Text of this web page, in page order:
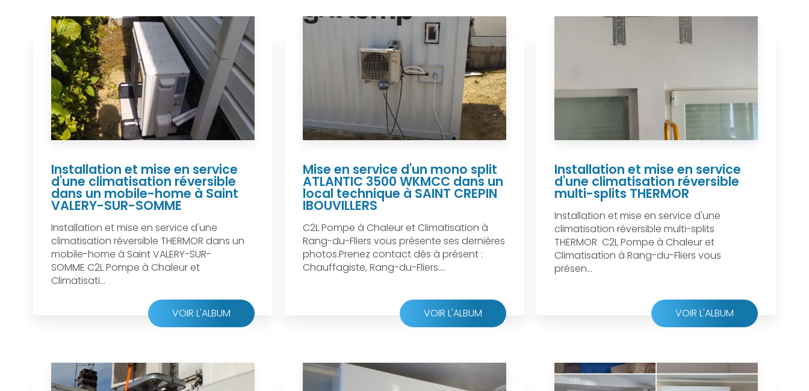
Installation et mise en service
d'une climatisation réversible
dans un mobile-home à Saint
VALERY-SUR-SOMME
Installation et mise en service d'une
climatisation réversible THERMOR dans un
mobile-home à Saint VALERY-SUR-
SOMME C2L Pompe à Chaleur et
Climatisati...
VOIR L'ALBUM
Mise en service d'un mono split
ATLANTIC 3500 WKMCC dans un
local technique à SAINT CREPIN
IBOUVILLERS
C2L Pompe à Chaleur et Climatisation à
Rang-du-Fliers vous présente ses dernières
photos.Prenez contact dès à présent :
Chauffagiste, Rang-du-Fliers....
VOIR L'ALBUM
Installation et mise en service
d'une climatisation réversible
multi-splits THERMOR
Installation et mise en service d'une
climatisation réversible multi-splits
THERMOR C2L Pompe à Chaleur et
Climatisation à Rang-du-Fliers vous
présen...
VOIR L'ALBUM